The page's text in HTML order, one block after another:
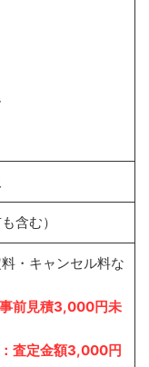
含む）
・キャンセル料な
前見積3,000円未
査定金額3,000円